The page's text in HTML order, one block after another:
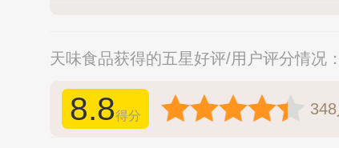
天味食品获得的五星好评/用户评分情况：
8.8得分 348